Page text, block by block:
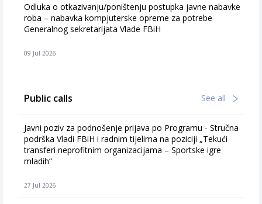
Odluka o otkazivanju/poništenju postupka javne nabavke
roba – nabavka kompjuterske opreme za potrebe
Generalnog sekretarijata Vlade FBiH
09 Jul 2026
Public calls See all
Javni poziv za podnošenje prijava po Programu - Stručna
podrška Vladi FBiH i radnim tijelima na poziciji „Tekući
transferi neprofitnim organizacijama – Sportske igre
mladih“
27 Jul 2026